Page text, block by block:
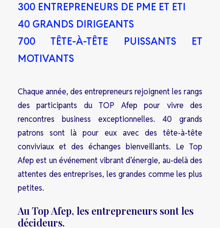
300 ENTREPRENEURS DE PME ET ETI
40 GRANDS DIRIGEANTS
700 TÊTE-À-TÊTE PUISSANTS ET
MOTIVANTS
Chaque année, des entrepreneurs rejoignent les rangs
des participants du TOP Afep pour vivre des
rencontres business exceptionnelles. 40 grands
patrons sont là pour eux avec des tête-à-tête
conviviaux et des échanges bienveillants. Le Top
Afep est un événement vibrant d’énergie, au-delà des
attentes des entreprises, les grandes comme les plus
petites.
Au Top Afep, les entrepreneurs sont les
décideurs.